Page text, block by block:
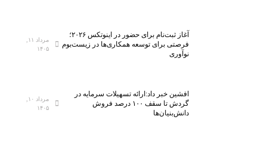
آغاز ثبت‌نام برای حضور در اینوتکس ۲۰۲۶؛
فرصتی برای توسعه همکاری‌ها در زیست‌بوم
نوآوری
۱۴۰۵
افشین خبر داد:ارائه تسهیلات سرمایه در
گردش تا سقف ۱۰۰ درصد فروش
دانش‌بنیان‌ها
۱۴۰۵